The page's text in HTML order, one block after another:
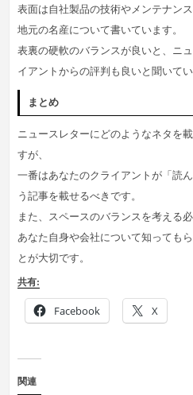
表面は自社製品の技術やメンテナン
地元の名産について書いています。
表裏の硬軟のバランスが良いと、ニ
イアントからの評判も良いと聞いてい
まとめ
ニュースレターにどのようなネタを
すが、
一番はあなたのクライアントが「読
う記事を載せるべきです。
また、スペースのバランスを考える
あなた自身や会社について知っても
とが大切です。
共有:
Facebook X
関連